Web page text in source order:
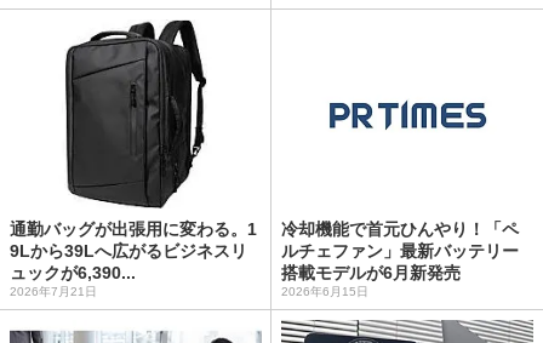
通勤バッグが出張用に変わる。1
9Lから39Lへ広がるビジネスリ
ュックが6,390...
2026年7月21日
冷却機能で首元ひんやり！「ペ
ルチェファン」最新バッテリー
搭載モデルが6月新発売
2026年6月15日